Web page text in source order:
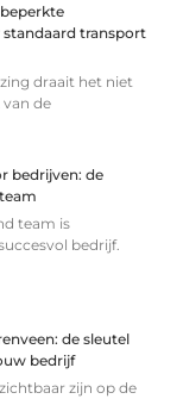
transport
draait het niet
de
bedrijven: de
team is
bedrijf.
de sleutel
bedrijf
zijn op de